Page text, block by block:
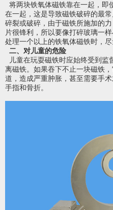
将两块铁氧体磁铁靠在一起，即
在一起，这是导致磁铁破碎的最
碎裂或破碎，由于磁铁所施加的
片很锋利，所以要像打碎玻璃一
处理一个以上的铁氧体磁铁时，
二、对儿童的危险
儿童在玩耍磁铁时应始终受到监
离磁铁。如果吞下不止一块磁铁
道，造成严重肿胀，甚至需要手
手指和骨折。